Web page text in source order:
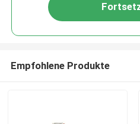
Empfohlene Produkte